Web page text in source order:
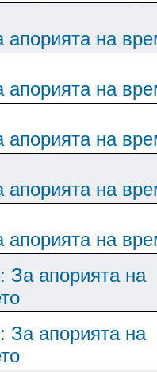
апорията на
апорията на
апорията на
апорията на
апорията на
За апорията на
За апорията на